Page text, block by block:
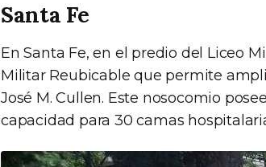
Santa Fe
En Santa Fe, en el predio del Liceo
Militar Reubicable que permite
José M. Cullen. Este nosocomio
capacidad para 30 camas